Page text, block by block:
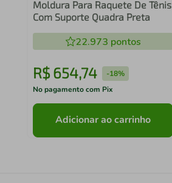
Moldura Para Raquete De Tênis
Com Suporte Quadra Preta
22.973 pontos
R$ 654,74 -18%
No pagamento com Pix
Adicionar ao carrinho